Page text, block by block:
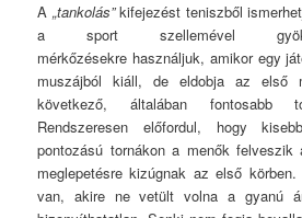
A „tankolás”kifejezést teniszből
a sport szellemével
mérkőzésekre használjuk, amikor egy
muszájból kiáll, de eldobja az első
következő, általában fontosabb
Rendszeresen előfordul, hogy
pontozású tornákon a menők
meglepetésre kizúgnak az első
van, akire ne vetült volna a gyanú